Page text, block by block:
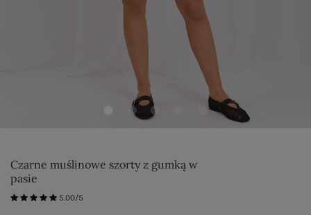
Czarne muślinowe szorty z gumką w
pasie
5.00/5